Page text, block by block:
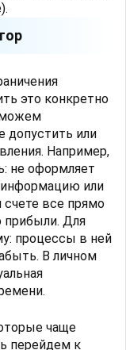
это конкретно
допустить или
Например,
не оформляет
информацию или
все прямо
прибыли. Для
процессы в ней
В личном
чаще
перейдем к